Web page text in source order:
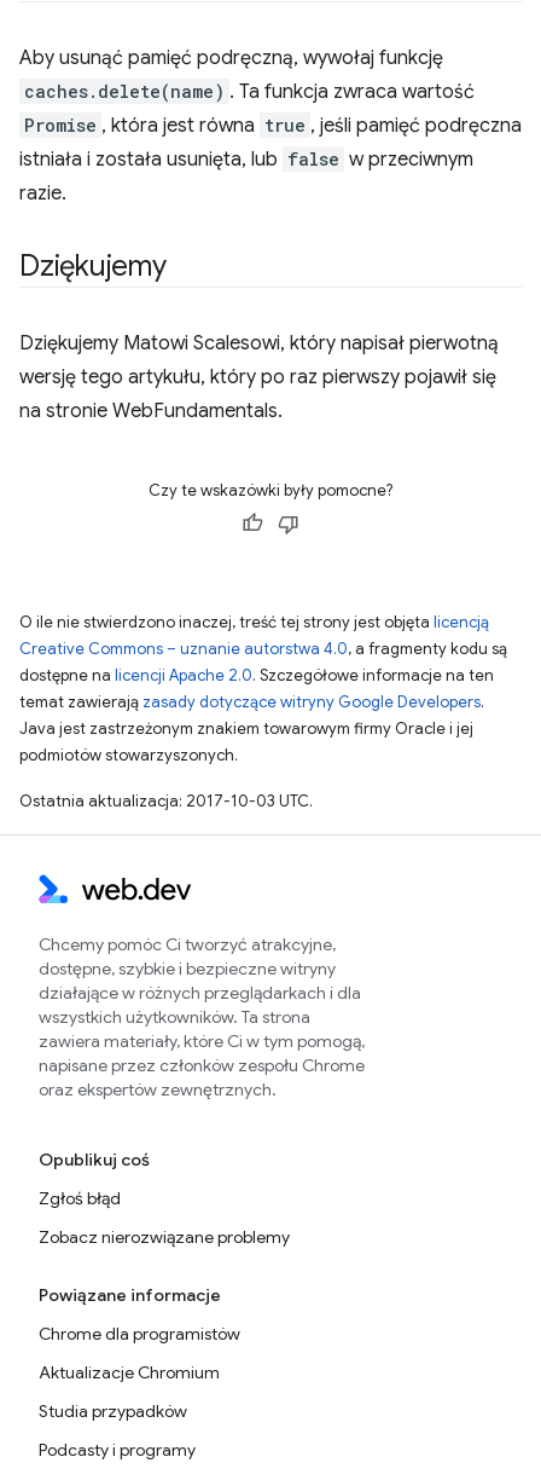
Aby usunąć pamięć podręczną, wywołaj funkcję
caches.delete(name) . Ta funkcja zwraca wartość
Promise , która jest równa true , jeśli pamięć podręczna
istniała i została usunięta, lub false w przeciwnym
razie.
Dziękujemy
Dziękujemy Matowi Scalesowi, który napisał pierwotną
wersję tego artykułu, który po raz pierwszy pojawił się
na stronie WebFundamentals.
Czy te wskazówki były pomocne?
O ile nie stwierdzono inaczej, treść tej strony jest objęta licencją
Creative Commons – uznanie autorstwa 4.0, a fragmenty kodu są
dostępne na licencji Apache 2.0. Szczegółowe informacje na ten
temat zawierają zasady dotyczące witryny Google Developers.
Java jest zastrzeżonym znakiem towarowym firmy Oracle i jej
podmiotów stowarzyszonych.
Ostatnia aktualizacja: 2017-10-03 UTC.
Chcemy pomóc Ci tworzyć atrakcyjne,
dostępne, szybkie i bezpieczne witryny
działające w różnych przeglądarkach i dla
wszystkich użytkowników. Ta strona
zawiera materiały, które Ci w tym pomogą,
napisane przez członków zespołu Chrome
oraz ekspertów zewnętrznych.
Opublikuj coś
Zgłoś błąd
Zobacz nierozwiązane problemy
Powiązane informacje
Chrome dla programistów
Aktualizacje Chromium
Studia przypadków
Podcasty i programy